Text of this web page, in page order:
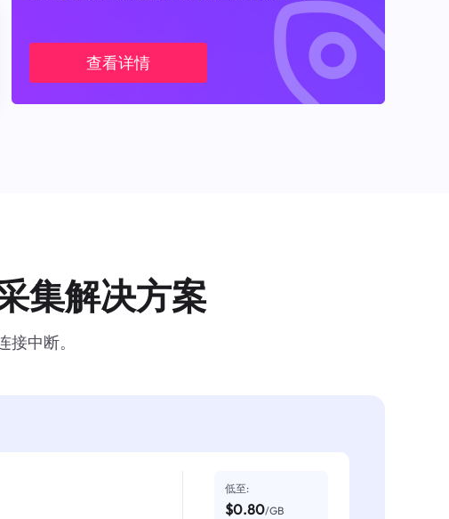
查看详情
集解决方案
中断。
低至:
$0.80/GB